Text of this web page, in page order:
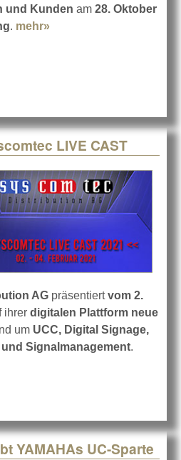
und Kunden am 28. Oktober
. mehr»
LIVE CAST
AG präsentiertvom 2.
ihrer digitalen Plattform neue
um UCC, Digital Signage,
Signalmanagement.
YAMAHAs UC-Sparte